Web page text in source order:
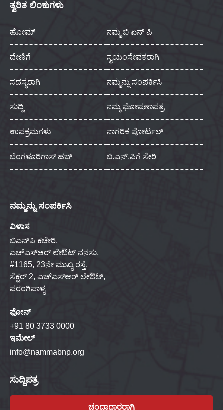
ತ್ವರಿತ ಲಿಂಕುಗಳು
ಹೋಮ್ ನಮ್ಮ ಬಿ ಏನ್ ಪಿ
ದೇಣಿಗೆ ಸ್ವಯಂಸೇವಕರಾಗಿ
ಸದಸ್ಯರಾಗಿ ನಮ್ಮನ್ನು ಸಂಪರ್ಕಿಸಿ
ಸುದ್ದಿ ನಮ್ಮ ಘೋಷಣಾಪತ್ರ
ಉಪಕ್ರಮಗಳು ನಾಗರಿಕ ಪೋರ್ಟಲ್
ಬೆಂಗಳೂರಿಗಾಸ್ ಹಬ್ ಬಿ.ಎನ್.ಪಿಗೆ ಸೇರಿ
ನಮ್ಮನ್ನು ಸಂಪರ್ಕಿಸಿ
ವಿಳಾಸ
ಬಿಎನ್‌ಪಿ ಕಚೇರಿ,
ಎಚ್‌ಎಸ್‌ಆರ್ ಲೇಔಟ್ ನನಸು,
#1165, 23ನೇ ಮುಖ್ಯ ರಸ್ತೆ,
ಸೆಕ್ಟರ್ 2, ಎಚ್‌ಎಸ್‌ಆರ್ ಲೇಔಟ್,
ಪರಂಗಿಪಾಳ್ಯ
ಫೋನ್
+91 80 3733 0000
ಇಮೇಲ್
info@nammabnp.org
ಸುದ್ದಿಪತ್ರ
ಚಂದಾದಾರರಾಗಿ